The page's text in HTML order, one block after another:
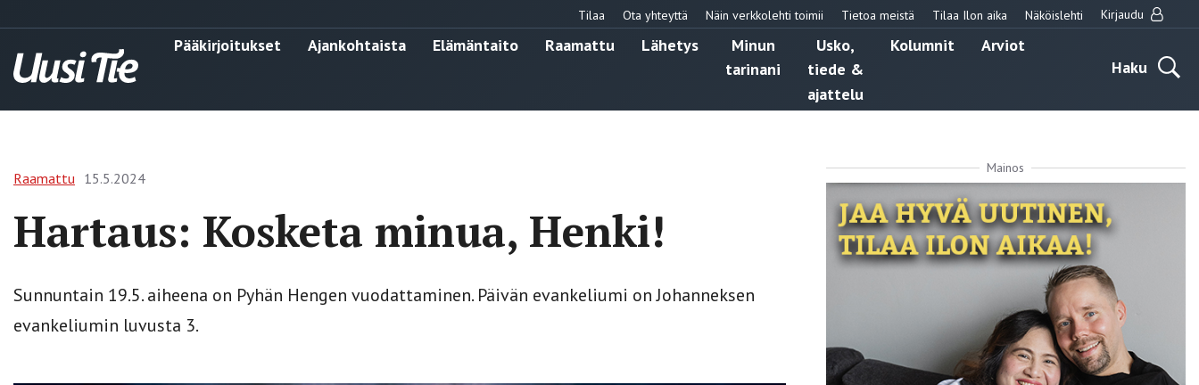
Tilaa Ota yhteyttä Näin verkkolehti toimii Tietoa meistä Tilaa Ilon aika Näköislehti Kirjaudu
Pääkirjoitukset Ajankohtaista Elämäntaito Raamattu Lähetys
Minun
tarinani
Usko,
tiede &
ajattelu
Kolumnit
Arviot
Haku
Raamattu 15.5.2024
Hartaus: Kosketa minua, Henki!
Sunnuntain 19.5. aiheena on Pyhän Hengen vuodattaminen. Päivän evankeliumi on Johanneksen
evankeliumin luvusta 3.
Mainos